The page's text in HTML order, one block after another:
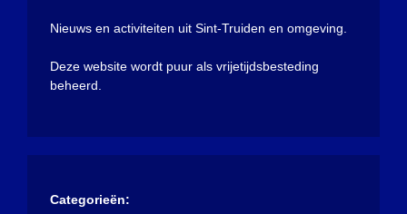
Nieuws en activiteiten uit Sint-Truiden en omgeving.
Deze website wordt puur als vrijetijdsbesteding
beheerd.
Categorieën: